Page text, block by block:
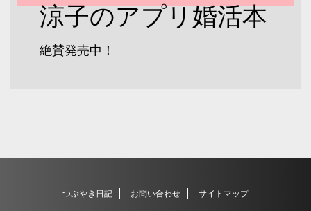
涼子のアプリ婚活本
絶賛発売中！
つぶやき日記 お問い合わせ サイトマップ